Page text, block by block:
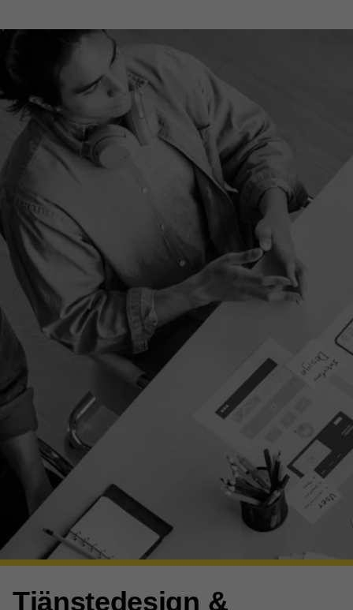
Tjänstedesign &